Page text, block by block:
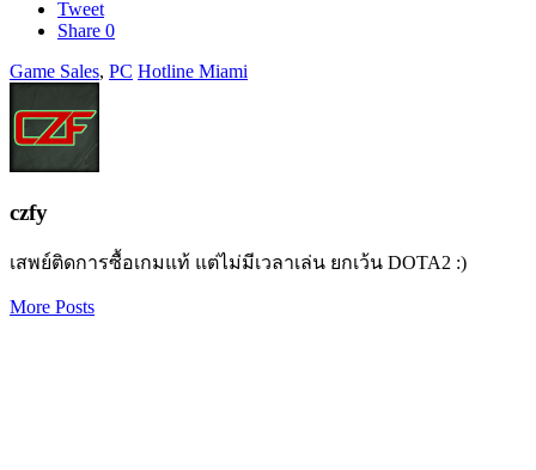
Tweet
Share 0
Game Sales, PC Hotline Miami
czfy
เสพย์ติดการซื้อเกมแท้ แต่ไม่มีเวลาเล่น ยกเว้น DOTA2 :)
More Posts